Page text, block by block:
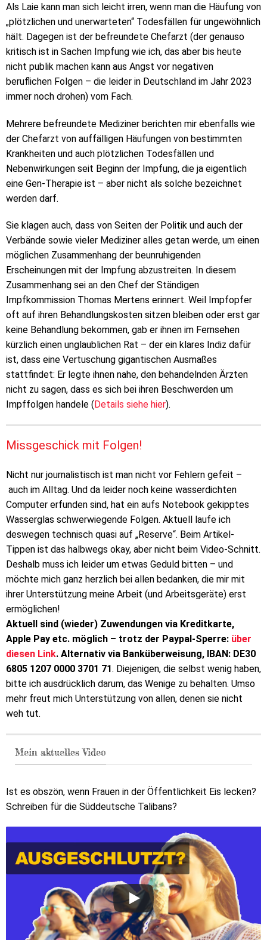
Als Laie kann man sich leicht irren, wenn man die Häufung von
„plötzlichen und unerwarteten“ Todesfällen für ungewöhnlich
hält. Dagegen ist der befreundete Chefarzt (der genauso
kritisch ist in Sachen Impfung wie ich, das aber bis heute
nicht publik machen kann aus Angst vor negativen
beruflichen Folgen – die leider in Deutschland im Jahr 2023
immer noch drohen) vom Fach.
Mehrere befreundete Mediziner berichten mir ebenfalls wie
der Chefarzt von auffälligen Häufungen von bestimmten
Krankheiten und auch plötzlichen Todesfällen und
Nebenwirkungen seit Beginn der Impfung, die ja eigentlich
eine Gen-Therapie ist – aber nicht als solche bezeichnet
werden darf.
Sie klagen auch, dass von Seiten der Politik und auch der
Verbände sowie vieler Mediziner alles getan werde, um einen
möglichen Zusammenhang der beunruhigenden
Erscheinungen mit der Impfung abzustreiten. In diesem
Zusammenhang sei an den Chef der Ständigen
Impfkommission Thomas Mertens erinnert. Weil Impfopfer
oft auf ihren Behandlungskosten sitzen bleiben oder erst gar
keine Behandlung bekommen, gab er ihnen im Fernsehen
kürzlich einen unglaublichen Rat – der ein klares Indiz dafür
ist, dass eine Vertuschung gigantischen Ausmaßes
stattfindet: Er legte ihnen nahe, den behandelnden Ärzten
nicht zu sagen, dass es sich bei ihren Beschwerden um
Impffolgen handele ( Details siehe hier).
Missgeschick mit Folgen!
Nicht nur journalistisch ist man nicht vor Fehlern gefeit –
auch im Alltag. Und da leider noch keine wasserdichten
Computer erfunden sind, hat ein aufs Notebook gekipptes
Wasserglas schwerwiegende Folgen. Aktuell laufe ich
deswegen technisch quasi auf „Reserve“. Beim Artikel-
Tippen ist das halbwegs okay, aber nicht beim Video-Schnitt.
Deshalb muss ich leider um etwas Geduld bitten – und
möchte mich ganz herzlich bei allen bedanken, die mir mit
ihrer Unterstützung meine Arbeit (und Arbeitsgeräte) erst
ermöglichen!
Aktuell sind (wieder) Zuwendungen via Kreditkarte,
Apple Pay etc. möglich – trotz der Paypal-Sperre: über
diesen Link. Alternativ via Banküberweisung, IBAN: DE30
6805 1207 0000 3701 71. Diejenigen, die selbst wenig haben,
bitte ich ausdrücklich darum, das Wenige zu behalten. Umso
mehr freut mich Unterstützung von allen, denen sie nicht
weh tut.
Mein aktuelles Video
Ist es obszön, wenn Frauen in der Öffentlichkeit Eis lecken?
Schreiben für die Süddeutsche Talibans?